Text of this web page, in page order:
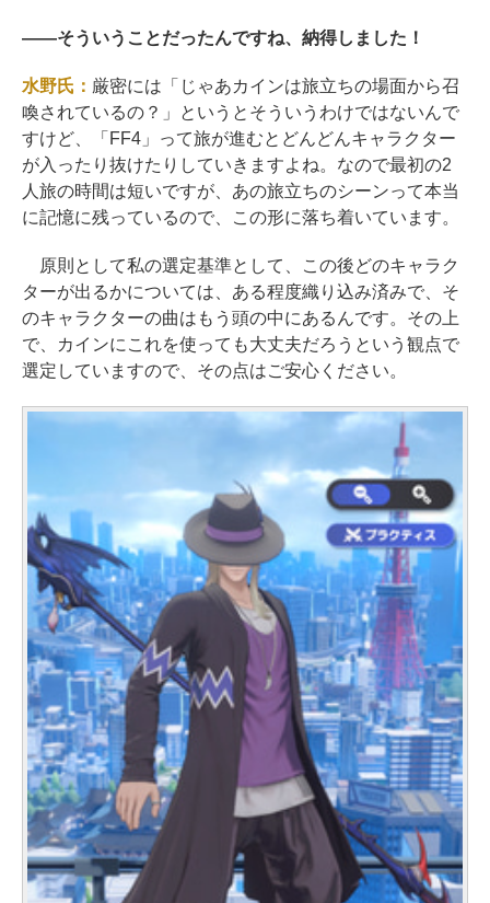
――そういうことだったんですね、納得しました！
水野氏： 厳密には「じゃあカインは旅立ちの場面から召
喚されているの？」というとそういうわけではないんで
すけど、「FF4」って旅が進むとどんどんキャラクター
が入ったり抜けたりしていきますよね。なので最初の2
人旅の時間は短いですが、あの旅立ちのシーンって本当
に記憶に残っているので、この形に落ち着いています。
原則として私の選定基準として、この後どのキャラク
ターが出るかについては、ある程度織り込み済みで、そ
のキャラクターの曲はもう頭の中にあるんです。その上
で、カインにこれを使っても大丈夫だろうという観点で
選定していますので、その点はご安心ください。